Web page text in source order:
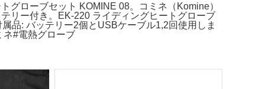
グローブセット KOMINE 08。コミネ（Komine）
リー付き。EK-220 ライディングヒートグローブ
品: バッテリー2個とUSBケーブル1,2回使用しま
ネ#電熱グローブ